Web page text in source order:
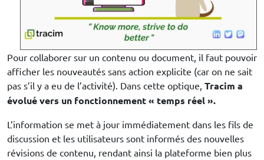
Pour collaborer sur un contenu ou document, il faut pouvoir
afficher les nouveautés sans action explicite (car on ne sait
pas s’il y a eu de l’activité). Dans cette optique, Tracim a
évolué vers un fonctionnement « temps réel ».
L’information se met à jour immédiatement dans les fils de
discussion et les utilisateurs sont informés des nouvelles
révisions de contenu, rendant ainsi la plateforme bien plus